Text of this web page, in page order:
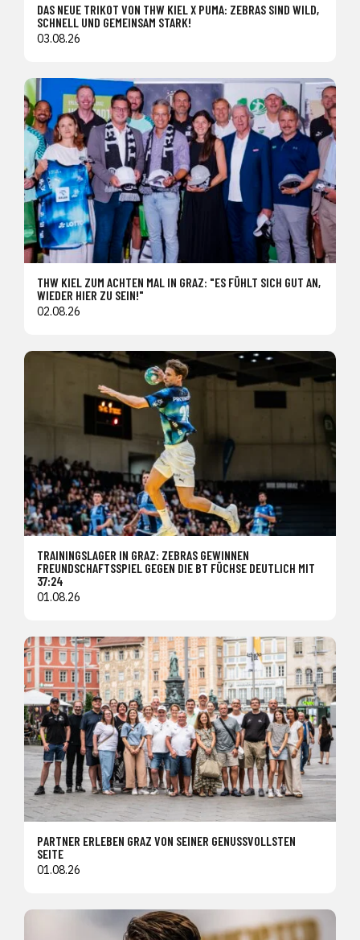
DAS NEUE TRIKOT VON THW KIEL X PUMA: ZEBRAS SIND WILD,
SCHNELL UND GEMEINSAM STARK!
03.08.26
THW KIEL ZUM ACHTEN MAL IN GRAZ: "ES FÜHLT SICH GUT AN,
WIEDER HIER ZU SEIN!"
02.08.26
TRAININGSLAGER IN GRAZ: ZEBRAS GEWINNEN
FREUNDSCHAFTSSPIEL GEGEN DIE BT FÜCHSE DEUTLICH MIT
37:24
01.08.26
PARTNER ERLEBEN GRAZ VON SEINER GENUSSVOLLSTEN
SEITE
01.08.26